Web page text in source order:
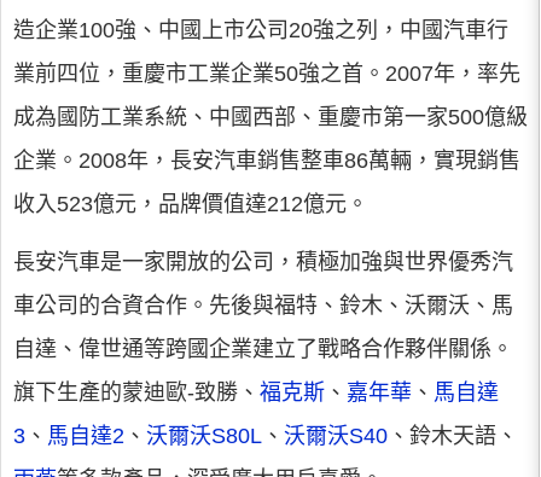
造企業100強、中國上市公司20強之列，中國汽車行
業前四位，重慶市工業企業50強之首。2007年，率先
成為國防工業系統、中國西部、重慶市第一家500億級
企業。2008年，長安汽車銷售整車86萬輛，實現銷售
收入523億元，品牌價值達212億元。
長安汽車是一家開放的公司，積極加強與世界優秀汽
車公司的合資合作。先後與福特、鈴木、沃爾沃、馬
自達、偉世通等跨國企業建立了戰略合作夥伴關係。
旗下生產的蒙迪歐-致勝、 福克斯 、 嘉年華 、 馬自達
3 、 馬自達2 、 沃爾沃S80L 、 沃爾沃S40 、鈴木天語、